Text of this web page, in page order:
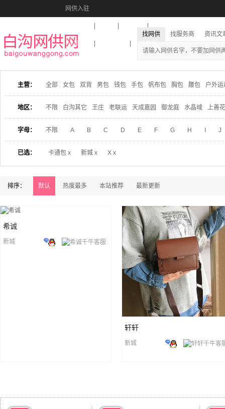
网供入驻
收藏本站
找网供 找服务商 资讯文
主营： 全部 女包 双背 男包 钱包 手包 帆布包 胸包 腰包 户外运
地区： 不限 白沟其它 王庄 老联运 天成嘉园 御龙庭 水晶域 上善
字母： 不限 A B C D E F G H J
已选： 卡通包 x 新城 x X x
排序： 默认 热度最多 本站推荐 最新更新
希诚
新城
轩轩
新城